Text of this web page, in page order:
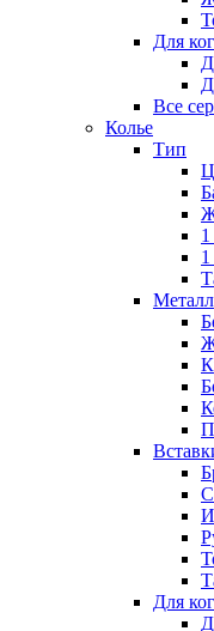
Для
Все
Колье
Тип
Металл
Для